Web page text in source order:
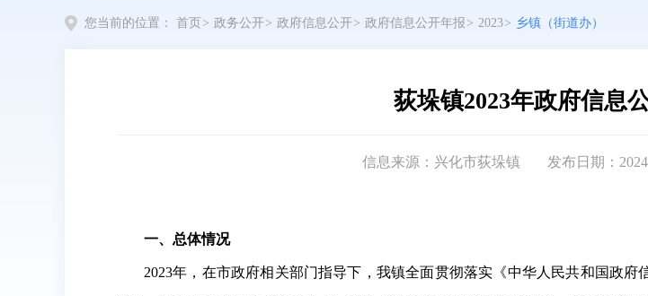
您当前的位置： 首页 > 政务公开> 政府信息公开> 政府信息公开年报 > 2023> 乡镇（街道办）
荻垛镇2023年政府信息
信息来源：兴化市荻垛镇 发布日期：
一、总体情况
2023年，在市政府相关部门指导下，我镇全面贯彻落实《中华人民共和国政